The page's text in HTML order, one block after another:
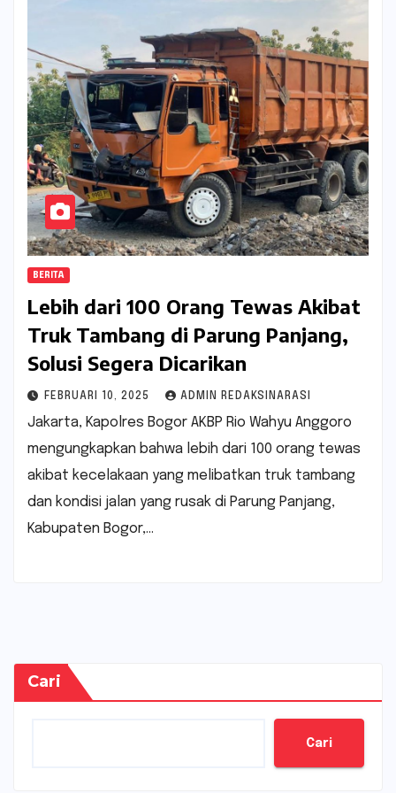
BERITA
Lebih dari 100 Orang Tewas Akibat
Truk Tambang di Parung Panjang,
Solusi Segera Dicarikan
FEBRUARI 10, 2025 ADMIN REDAKSINARASI
Jakarta, Kapolres Bogor AKBP Rio Wahyu Anggoro
mengungkapkan bahwa lebih dari 100 orang tewas
akibat kecelakaan yang melibatkan truk tambang
dan kondisi jalan yang rusak di Parung Panjang,
Kabupaten Bogor,…
Cari
Cari